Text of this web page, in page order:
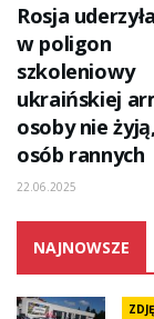
Rosja uderzyła
w poligon
szkoleniowy
ukraińskiej
osoby nie
osób rannych
22.06.2025
NAJNOWSZE